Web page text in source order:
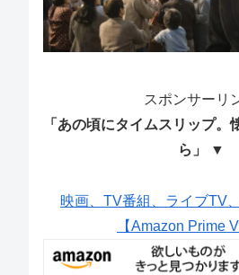
スポンサーリ
「あの頃にタイムスリップ。
ら」 ▼
映画、TV番組、ライブTV
【Amazon Prime